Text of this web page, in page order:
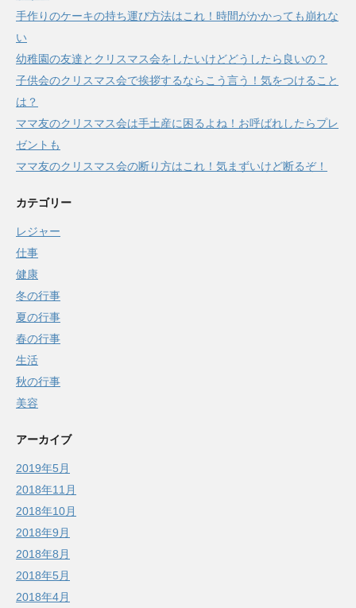
手作りのケーキの持ち運び方法はこれ！時間がかかっても崩れな
い
幼稚園の友達とクリスマス会をしたいけどどうしたら良いの？
子供会のクリスマス会で挨拶するならこう言う！気をつけること
は？
ママ友のクリスマス会は手土産に困るよね！お呼ばれしたらプレ
ゼントも
ママ友のクリスマス会の断り方はこれ！気まずいけど断るぞ！
カテゴリー
レジャー
仕事
健康
冬の行事
夏の行事
春の行事
生活
秋の行事
美容
アーカイブ
2019年5月
2018年11月
2018年10月
2018年9月
2018年8月
2018年5月
2018年4月